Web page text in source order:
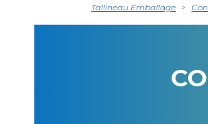
Tallineau Emballage